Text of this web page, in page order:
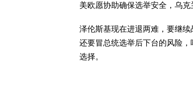
美欧愿协助确保选举安全，乌克
泽伦斯基现在进退两难，要继
还要冒总统选举后下台的风险
选择。